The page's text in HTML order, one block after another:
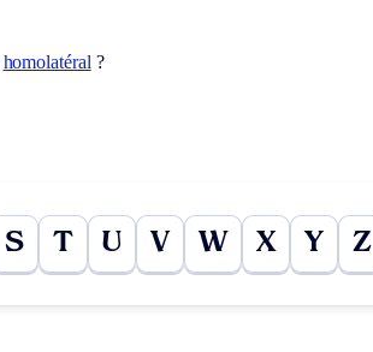
homolatéral ?
S T U V W X Y Z